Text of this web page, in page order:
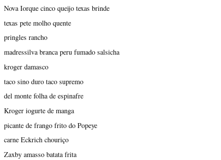
Nova Iorque cinco queijo texas brinde
texas pete molho quente
pringles rancho
madressilva branca peru fumado salsicha
kroger damasco
taco sino duro taco supremo
del monte folha de espinafre
Kroger iogurte de manga
picante de frango frito do Popeye
carne Eckrich chouriço
Zaxby amasso batata frita